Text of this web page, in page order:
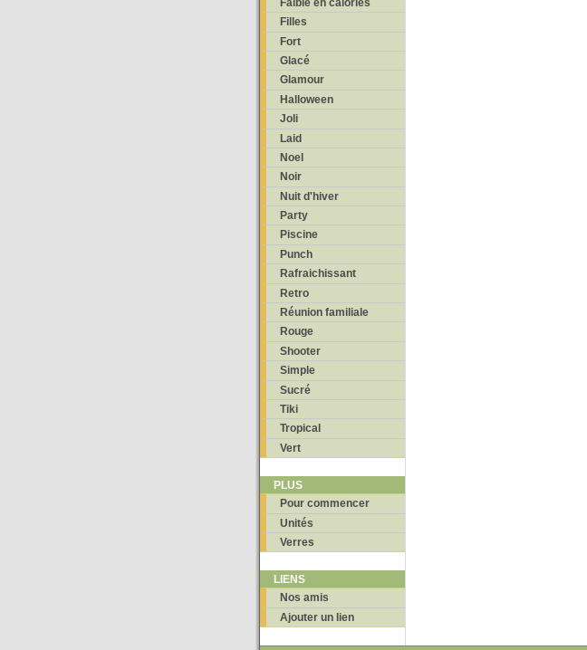
Filles
Fort
Glacé
Glamour
Halloween
Joli
Laid
Noel
Noir
Nuit d'hiver
Party
Piscine
Punch
Rafraichissant
Retro
Réunion familiale
Rouge
Shooter
Simple
Sucré
Tiki
Tropical
Vert
PLUS
Pour commencer
Unités
Verres
LIENS
Nos amis
Ajouter un lien